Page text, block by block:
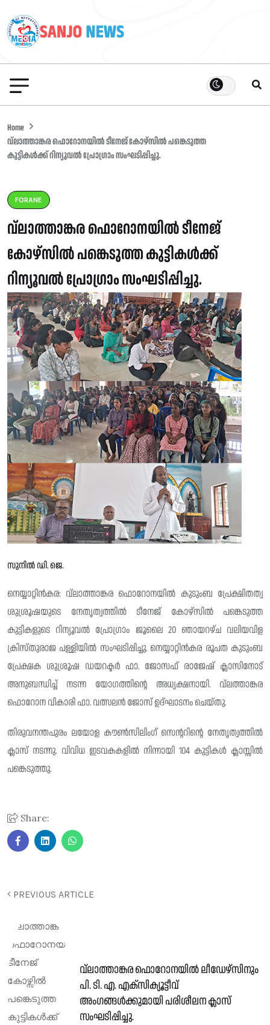
Home
വ്ലാത്താങ്കര ഫൊറോനയിൽ ടീനേജ് കോഴ്സിൽ പങ്കെടുത്ത
കുട്ടികൾക്ക്‌ റിന്യൂവൽ പ്രോഗ്രാം സംഘടിപ്പിച്ചു.
FORANE
വ്ലാത്താങ്കര ഫൊറോനയിൽ ടീനേജ്
കോഴ്സിൽ പങ്കെടുത്ത കുട്ടികൾക്ക്‌
റിന്യൂവൽ പ്രോഗ്രാം സംഘടിപ്പിച്ചു.
സുനിൽ ഡി. ജെ.
നെയ്യാറ്റിൻകര: വ്ലാത്താങ്കര ഫൊറോനയിൽ കുടുംബ പ്രേക്ഷിതത്വ
ശുശ്രൂഷയുടെ നേതൃത്വത്തിൽ ടീനേജ് കോഴ്സിൽ പങ്കെടുത്ത
കുട്ടികളുടെ റിന്യൂവൽ പ്രോഗ്രാം ജൂലൈ 20 ഞായറഴ്ച വലിയവിള
ക്രിസ്തുരാജ പള്ളിയിൽ സംഘടിപ്പിച്ചു. നെയ്യാറ്റിൻകര രൂപത കുടുംബ
പ്രേക്ഷക ശുശ്രൂഷ ഡയറക്ടർ ഫാ. ജോസഫ് രാജേഷ് ക്ലാസിനോട്‌
അനുബന്ധിച്ച്‌ നടന്ന യോഗത്തിന്റെ അധ്യക്ഷനായി. വ്ലത്താങ്കര
ഫൊറോന വികാരി ഫാ. വത്സലൻ ജോസ് ഉദ്ഘാടനം ചെയ്തു.
തിരുവനന്തപുരം ലയോള കൗൺസിലിംഗ് സെന്ററിന്റെ നേതൃത്വത്തിൽ
ക്ലാസ് നടന്നു. വിവിധ ഇടവകകളിൽ നിന്നായി 104 കുട്ടികൾ ക്ലാസ്സിൽ
പങ്കെടുത്തു.
Share:
PREVIOUS ARTICLE
വ്ലാത്താങ്കര ഫൊറോനയിൽ ലീഡേഴ്‌സിനും
പി. ടി. എ. എക്സിക്യൂട്ടീവ്
അംഗങ്ങൾക്കുമായി പരിശീലന ക്ലാസ്
സംഘടിപ്പിച്ചു.